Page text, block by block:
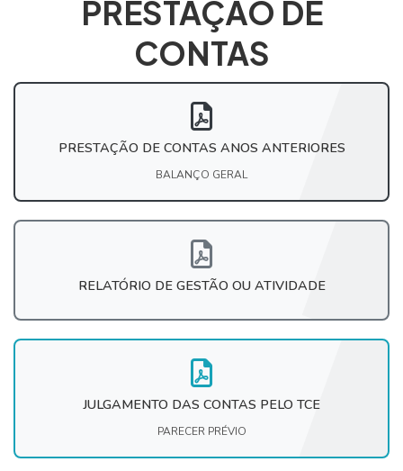
PRESTAÇÃO DE
CONTAS
PRESTAÇÃO DE CONTAS ANOS ANTERIORES
BALANÇO GERAL
RELATÓRIO DE GESTÃO OU ATIVIDADE
JULGAMENTO DAS CONTAS PELO TCE
PARECER PRÉVIO